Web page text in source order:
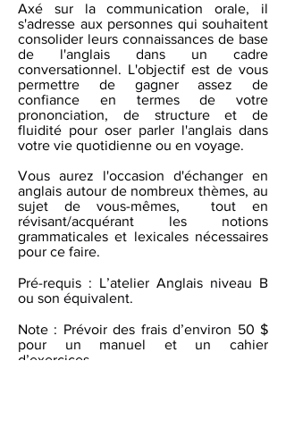
Axé sur la communication orale, il
s'adresse aux personnes qui souhaitent
consolider leurs connaissances de base
de l'anglais dans un cadre
conversationnel. L'objectif est de vous
permettre de gagner assez de
confiance en termes de votre
prononciation, de structure et de
fluidité pour oser parler l'anglais dans
votre vie quotidienne ou en voyage.
Vous aurez l'occasion d'échanger en
anglais autour de nombreux thèmes, au
sujet de vous-mêmes, tout en
révisant/acquérant les notions
grammaticales et lexicales nécessaires
pour ce faire.
Pré-requis : L’atelier Anglais niveau B
ou son équivalent.
Note : Prévoir des frais d’environ 50 $
pour un manuel et un cahier
d’exercices.